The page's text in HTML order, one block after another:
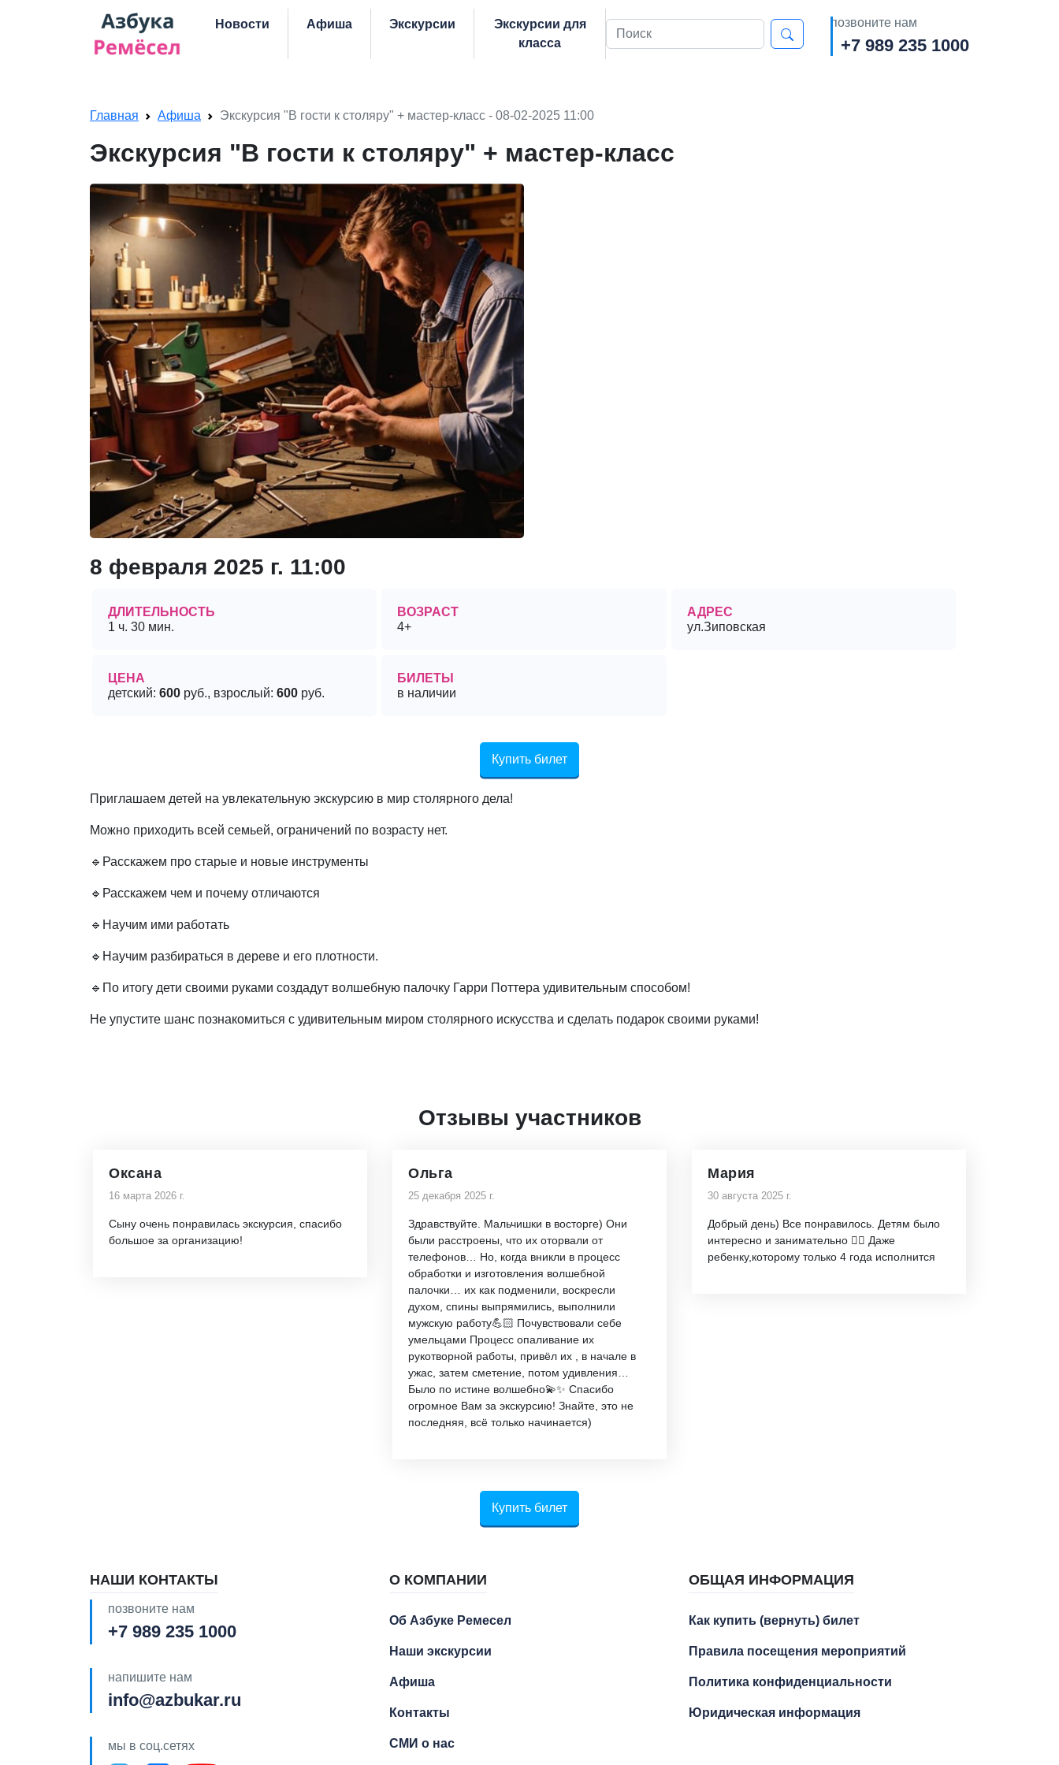
Новости
Афиша Экскурсии
Экскурсии для
класса
Поиск позвоните нам
+7 989 235 1000
Главная Афиша Экскурсия "В гости к столяру" + мастер-класс - 08-02-2025 11:00
Экскурсия "В гости к столяру" + мастер-класс
8 февраля 2025 г. 11:00
ДЛИТЕЛЬНОСТЬ
1 ч. 30 мин.
ВОЗРАСТ
4+
АДРЕС
ул.Зиповская
ЦЕНА
детский: 600 руб., взрослый: 600 руб.
БИЛЕТЫ
в наличии
Купить билет
Приглашаем детей на увлекательную экскурсию в мир столярного дела!
Можно приходить всей семьей, ограничений по возрасту нет.
🔹Расскажем про старые и новые инструменты
🔹Расскажем чем и почему отличаются
🔹Научим ими работать
🔹Научим разбираться в дереве и его плотности.
🔹По итогу дети своими руками создадут волшебную палочку Гарри Поттера удивительным способом!
Не упустите шанс познакомиться с удивительным миром столярного искусства и сделать подарок своими руками!
Отзывы участников
Оксана
16 марта 2026 г.
Сыну очень понравилась экскурсия, спасибо
большое за организацию!
Ольга
25 декабря 2025 г.
Здравствуйте. Мальчишки в восторге) Они
были расстроены, что их оторвали от
телефонов… Но, когда вникли в процесс
обработки и изготовления волшебной
палочки… их как подменили, воскресли
духом, спины выпрямились, выполнили
мужскую работу💪🏻 Почувствовали себе
умельцами Процесс опаливание их
рукотворной работы, привёл их , в начале в
ужас, затем сметение, потом удивления…
Было по истине волшебно💫✨ Спасибо
огромное Вам за экскурсию! Знайте, это не
последняя, всё только начинается)
Мария
30 августа 2025 г.
Добрый день) Все понравилось. Детям было
интересно и занимательно 👌🏼 Даже
ребенку,которому только 4 года исполнится
Купить билет
НАШИ КОНТАКТЫ
позвоните нам
+7 989 235 1000
напишите нам
info@azbukar.ru
мы в соц.сетях
О КОМПАНИИ
Об Азбуке Ремесел
Наши экскурсии
Афиша
Контакты
СМИ о нас
ОБЩАЯ ИНФОРМАЦИЯ
Как купить (вернуть) билет
Правила посещения мероприятий
Политика конфиденциальности
Юридическая информация